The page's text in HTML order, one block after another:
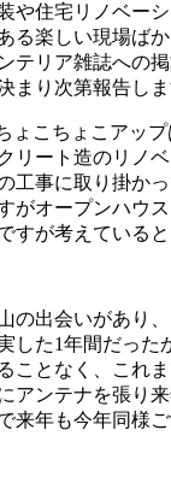
や住宅リノベー
る楽しい現場ば
テリア雑誌への
まり次第報告しま
ょこちょこアッ
リート造のリノベ
工事に取り掛か
がオープンハウ
すが考えていると
の出会いがあり
した1年間だった
ことなく、これ
アンテナを張り
来年も今年同様